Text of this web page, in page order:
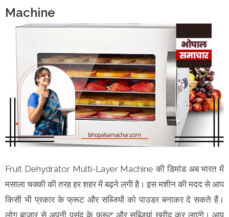
Machine
Fruit Dehydrator Multi-Layer Machine की डिमांड अब भारत में
मसाला चक्की की तरह हर शहर में बढ़ने लगी है। इस मशीन की मदद से आप
किसी भी प्रकार के फ्रूट और सब्जियों को पाउडर बनाकर दे सकते हैं।
लोग बाजार से अपनी पसंद के फ्रूट और सब्जियां खरीद कर लाएंगे। आप